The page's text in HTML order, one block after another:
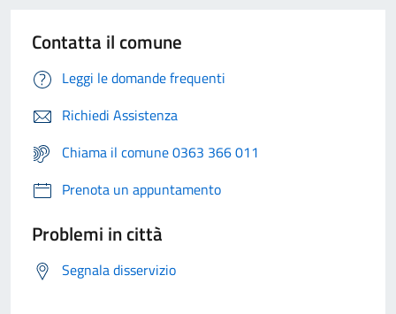
Contatta il comune
Leggi le domande frequenti
Richiedi Assistenza
Chiama il comune 0363 366 011
Prenota un appuntamento
Problemi in città
Segnala disservizio